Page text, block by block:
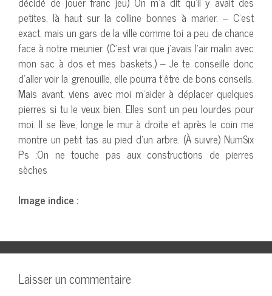
petites, là haut sur la colline bonnes à marier. – C’est
exact, mais un gars de la ville comme toi a peu de chance
face à notre meunier. (C’est vrai que j’avais l’air malin avec
mon sac à dos et mes baskets.) – Je te conseille donc
d’aller voir la grenouille, elle pourra t’être de bons conseils.
Mais avant, viens avec moi m’aider à déplacer quelques
pierres si tu le veux bien. Elles sont un peu lourdes pour
moi. Il se lève, longe le mur à droite et après le coin me
montre un petit tas au pied d’un arbre. (À suivre) NumSix
Ps :On ne touche pas aux constructions de pierres
sèches
Image indice :
Laisser un commentaire